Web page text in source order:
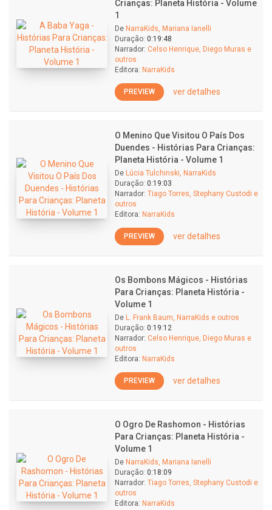
Crianças: Planeta História - Volume
1
De NarraKids, Mariana Ianelli
Duração: 0:19:48
Narrador: Celso Henrique, Diego Muras e
outros
Editora: NarraKids
PREVIEW ver detalhes
O Menino Que Visitou O País Dos
Duendes - Histórias Para Crianças:
Planeta História - Volume 1
De Lúcia Tulchinski, NarraKids
Duração: 0:19:03
Narrador: Tiago Torres, Stephany Custodi e
outros
Editora: NarraKids
PREVIEW ver detalhes
Os Bombons Mágicos - Histórias
Para Crianças: Planeta História -
Volume 1
De L. Frank Baum, NarraKids e outros
Duração: 0:19:12
Narrador: Celso Henrique, Diego Muras e
outros
Editora: NarraKids
PREVIEW ver detalhes
O Ogro De Rashomon - Histórias
Para Crianças: Planeta História -
Volume 1
De NarraKids, Mariana Ianelli
Duração: 0:18:09
Narrador: Tiago Torres, Stephany Custodi e
outros
Editora: NarraKids